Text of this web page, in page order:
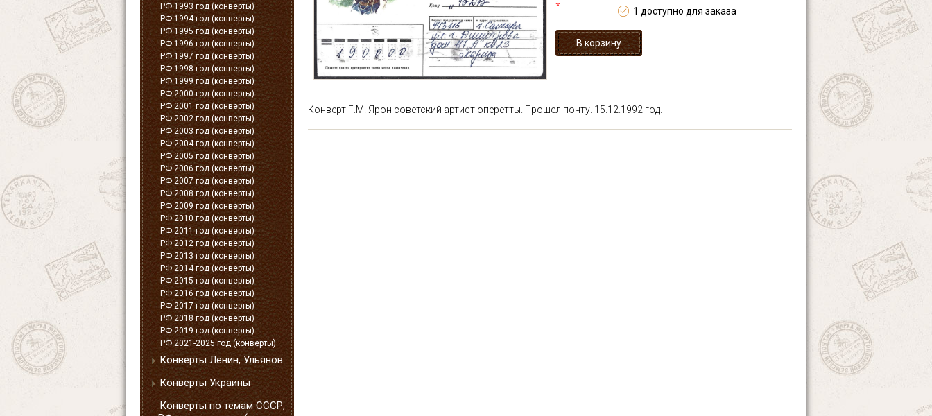
РФ 1993 год (конверты)
РФ 1994 год (конверты)
РФ 1995 год (конверты)
РФ 1996 год (конверты)
РФ 1997 год (конверты)
РФ 1998 год (конверты)
РФ 1999 год (конверты)
РФ 2000 год (конверты)
РФ 2001 год (конверты)
РФ 2002 год (конверты)
РФ 2003 год (конверты)
РФ 2004 год (конверты)
РФ 2005 год (конверты)
РФ 2006 год (конверты)
РФ 2007 год (конверты)
РФ 2008 год (конверты)
РФ 2009 год (конверты)
РФ 2010 год (конверты)
РФ 2011 год (конверты)
РФ 2012 год (конверты)
РФ 2013 год (конверты)
РФ 2014 год (конверты)
РФ 2015 год (конверты)
РФ 2016 год (конверты)
РФ 2017 год (конверты)
РФ 2018 год (конверты)
РФ 2019 год (конверты)
РФ 2021-2025 год (конверты)
Конверты Ленин, Ульянов
Конверты Украины
Конверты по темам СССР,
*
1 доступно для заказа
Конверт Г.М. Ярон советский артист оперетты. Прошел почту. 15.12.1992 год.